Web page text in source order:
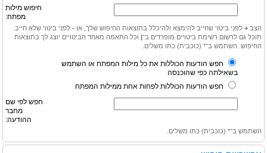
חיפוש מילות
מפתח:
הצב + לפני ביטוי שחייב להימצא ולהיכלל בתוצאות החיפוש שלך, או - לפני ביטוי שלא חייב.
תוכל גם לרשום רשימת ביטויים מופרדים ב־ וכל התאמה מאחד הביטויים יוצג לך בתוצאות
החיפוש. השתמש ב־* (כוכבית) כתו משלים.
חפש הודעות הכוללות את כל מילות המפתח או השתמש
בשאילתה כפי שהוכנסה
חפש הודעות הכוללות לפחות אחת ממילות המפתח
חפש לפי שם
מחבר
ההודעה:
השתמש ב־* (כוכבית) כתו משלים.